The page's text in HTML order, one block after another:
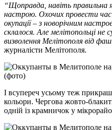
“Щоправда, навіть правильна
настрою. Охочих провести час
окупації – з новорічним
склалося. Але мелітопольці
визволення Мелітополя від
журналісти Мелітополя.
І всупереч усьому теж
кольори. Чергова жовто-
одній із крамничок у